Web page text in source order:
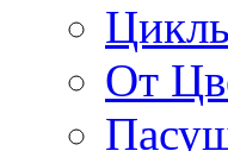
От